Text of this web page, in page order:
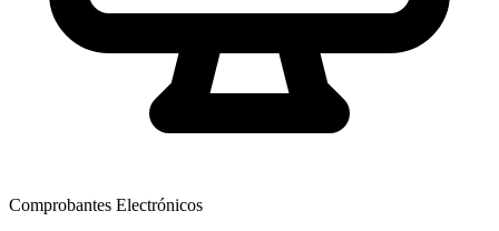
Comprobantes Electrónicos